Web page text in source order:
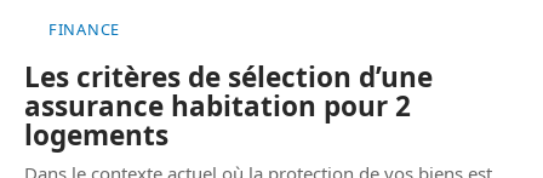
FINANCE
Les critères de sélection d’une
assurance habitation pour 2
logements